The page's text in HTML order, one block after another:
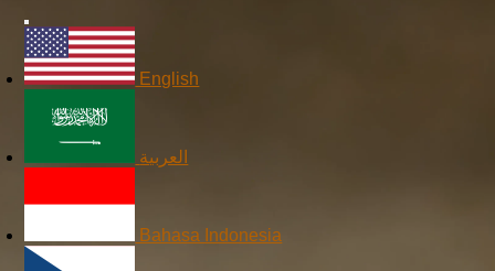
English
العربية
Bahasa Indonesia